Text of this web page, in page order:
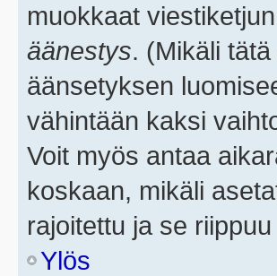
muokkaat
äänestys. (Mikäli
äänsetyksen
vähintään kaksi
Voit myös antaa
koskaan, mikäli
rajoitettu ja se
Ylös